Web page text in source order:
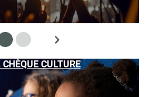
CHÈQUE CULTURE